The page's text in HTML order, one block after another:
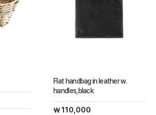
Flat handbag in leather w.
handles,black
￦ 110,000